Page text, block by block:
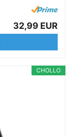
32,99 EUR
CHOLLO